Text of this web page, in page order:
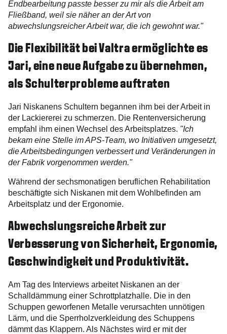
Endbearbeitung passte besser zu mir als die Arbeit am
Fließband, weil sie näher an der Art von
abwechslungsreicher Arbeit war, die ich gewohnt war."
Die Flexibilität bei Valtra ermöglichte es
Jari, eine neue Aufgabe zu übernehmen,
als Schulterprobleme auftraten
Jari Niskanens Schultern begannen ihm bei der Arbeit in
der Lackiererei zu schmerzen. Die Rentenversicherung
empfahl ihm einen Wechsel des Arbeitsplatzes. "Ich
bekam eine Stelle im APS-Team, wo Initiativen umgesetzt,
die Arbeitsbedingungen verbessert und Veränderungen in
der Fabrik vorgenommen werden."
Während der sechsmonatigen beruflichen Rehabilitation
beschäftigte sich Niskanen mit dem Wohlbefinden am
Arbeitsplatz und der Ergonomie.
Abwechslungsreiche Arbeit zur
Verbesserung von Sicherheit, Ergonomie,
Geschwindigkeit und Produktivität.
Am Tag des Interviews arbeitet Niskanen an der
Schalldämmung einer Schrottplatzhalle. Die in den
Schuppen geworfenen Metalle verursachten unnötigen
Lärm, und die Sperrholzverkleidung des Schuppens
dämmt das Klappern. Als Nächstes wird er mit der